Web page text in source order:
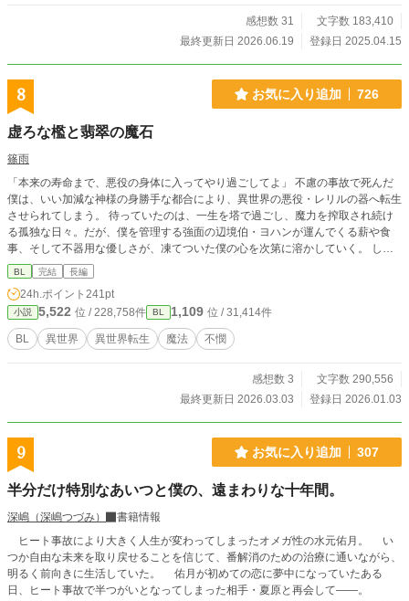
なオメガ。 オメガバース・悪役令息系・シリアス、不憫切な
い系からの、愛されざまあ系。
感想数 31
文字数 183,410
最終更新日 2026.06.19
登録日 2025.04.15
8 お気に入り追加 726
虚ろな檻と翡翠の魔石
篠雨
「本来の寿命まで、悪役の身体に入ってやり過ごしてよ」 不慮の事故で死んだ
僕は、いい加減な神様の身勝手な都合により、異世界の悪役・レリルの器へ転生
させられてしまう。 待っていたのは、一生を塔で過ごし、魔力を搾取され続け
る孤独な日々。だが、僕を管理する強面の辺境伯・ヨハンが運んでくる薪や食
事、そして不器用な優しさが、凍てついた僕の心を次第に溶かしていく。 しか
し、穏やかな時間は長くは続かない。魔力を捧げるたびに脳内に流れ込む本物の
レリルの記憶と領地を襲う未曾有の魔物の群れ。 「僕が、この場所と彼を守る
方法はこれしかない」 記憶に翻弄され頭は混乱する中、魔石化するという残酷
な決断を下そうとするが――。
BL 完結 長編
24h.ポイント 241pt
小説 5,522 位 / 228,758件 BL 1,109 位 / 31,414件
BL 異世界 異世界転生 魔法 不憫
感想数 3
文字数 290,556
最終更新日 2026.03.03
登録日 2026.01.03
9 お気に入り追加 307
半分だけ特別なあいつと僕の、遠まわりな十年間。
深嶋（深嶋つづみ）
書籍情報
ヒート事故により大きく人生が変わってしまったオメガ性の水元佑月。 い
つか自由な未来を取り戻せることを信じて、番解消のための治療に通いながら、
明るく前向きに生活していた。 佑月が初めての恋に夢中になっていたある
日、ヒート事故で半つがいとなってしまった相手・夏原と再会して――。